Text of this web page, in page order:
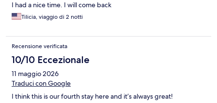
I had a nice time. I will come back
Tilicia, viaggio di 2 notti
Recensione verificata
10/10 Eccezionale
11 maggio 2026
Traduci con Google
I think this is our fourth stay here and it’s always great!